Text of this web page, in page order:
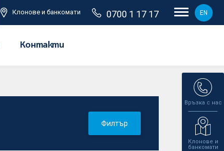
Клонове и банкомати 0700 1 17 17 EN
Контакти
Връзка с нас
Клонове и
банкомати
Филтър